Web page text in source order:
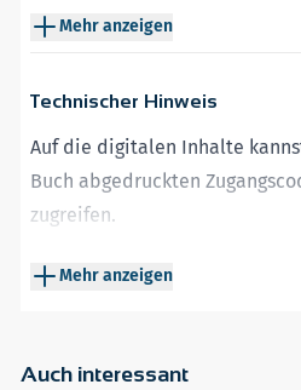
Technischer Hinweis
Auf die digitalen Inhalte
Buch abgedruckten
zugreifen.
Neben einem Webbrowser
Mehr anzeigen
Das gedruckte Buch bietet:
Verständliche Darstellungdes
Viele wertvolleHinweise und
Über die
auf
:
Mehr anzeigen
Auch interessant